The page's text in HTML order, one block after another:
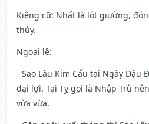
Kiêng cữ: Nhất là lót giường,
thủy.
Ngoại lệ:
- Sao Lâu Kim Cẩu tại Ngày Dậu
đại lợi. Tại Tỵ gọi là Nhập Trù
vừa vừa.